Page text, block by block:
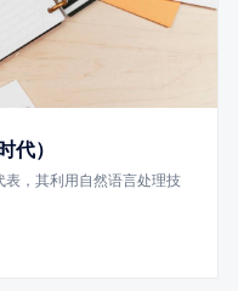
代）
，其利用自然语言处理技